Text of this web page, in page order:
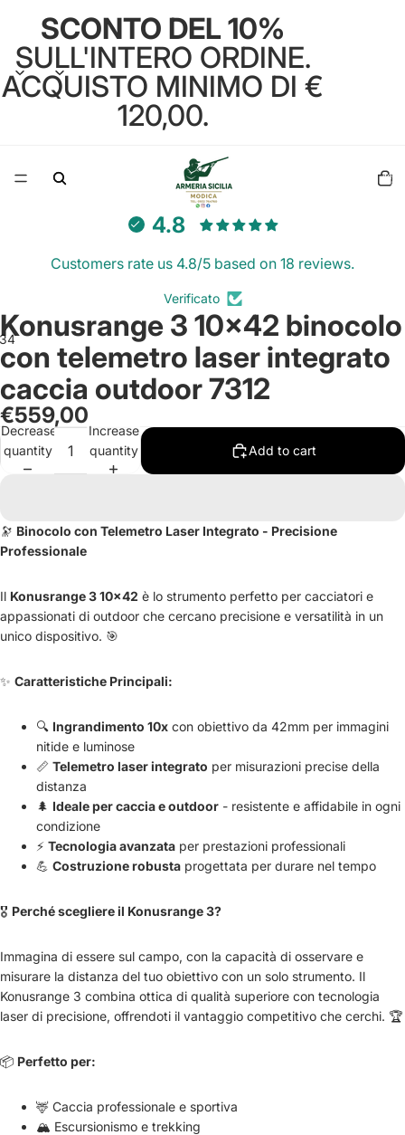
SCONTO DEL 10%
SULL'INTERO ORDINE.
ACQUISTO MINIMO DI €
120,00.
items
in
4.8
Customers rate us 4.8/5 based on 18 reviews.
Verificato
4
image
in
full
screen
image
in
full
screen
image
in
full
screen
image
in
full
screen
Konusrange 3 10×42 binocolo
con telemetro laser integrato
caccia outdoor 7312
€559,00
Decrease
quantity
Increase
quantity
Add to cart
🔭 Binocolo con Telemetro Laser Integrato - Precisione
Professionale
Il Konusrange 3 10×42 è lo strumento perfetto per cacciatori e
appassionati di outdoor che cercano precisione e versatilità in un
unico dispositivo. 🎯
✨ Caratteristiche Principali:
🔍 Ingrandimento 10x con obiettivo da 42mm per immagini
nitide e luminose
📏 Telemetro laser integrato per misurazioni precise della
distanza
🌲 Ideale per caccia e outdoor - resistente e affidabile in ogni
condizione
⚡ Tecnologia avanzata per prestazioni professionali
💪 Costruzione robusta progettata per durare nel tempo
🎖️ Perché scegliere il Konusrange 3?
Immagina di essere sul campo, con la capacità di osservare e
misurare la distanza del tuo obiettivo con un solo strumento. Il
Konusrange 3 combina ottica di qualità superiore con tecnologia
laser di precisione, offrendoti il vantaggio competitivo che cerchi. 🏆
📦 Perfetto per:
🦌 Caccia professionale e sportiva
🏔️ Escursionismo e trekking